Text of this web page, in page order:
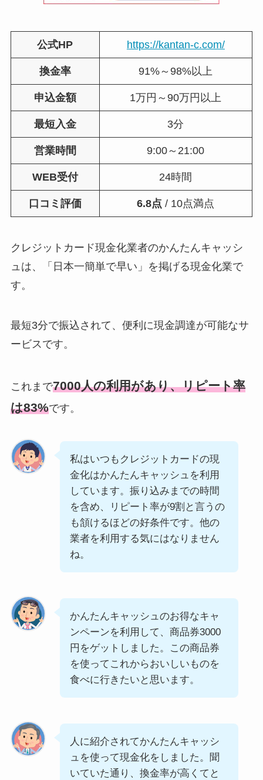
公式HP https://kantan-c.com/
換金率 91%～98%以上
申込金額 1万円～90万円以上
最短入金 3分
営業時間 9:00～21:00
WEB受付 24時間
口コミ評価 6.8点 / 10点満点
クレジットカード現金化業者のかんたんキャッシ
ュは、「日本一簡単で早い」を掲げる現金化業で
す。
最短3分で振込されて、便利に現金調達が可能なサ
ービスです。
これまで7000人の利用があり、リピート率
は83%です。
私はいつもクレジットカードの現
金化はかんたんキャッシュを利用
しています。振り込みまでの時間
を含め、リピート率が9割と言うの
も頷けるほどの好条件です。他の
業者を利用する気にはなりません
ね。
かんたんキャッシュのお得なキャ
ンペーンを利用して、商品券3000
円をゲットしました。この商品券
を使ってこれからおいしいものを
食べに行きたいと思います。
人に紹介されてかんたんキャッシ
ュを使って現金化をしました。聞
いていた通り、換金率が高くてと